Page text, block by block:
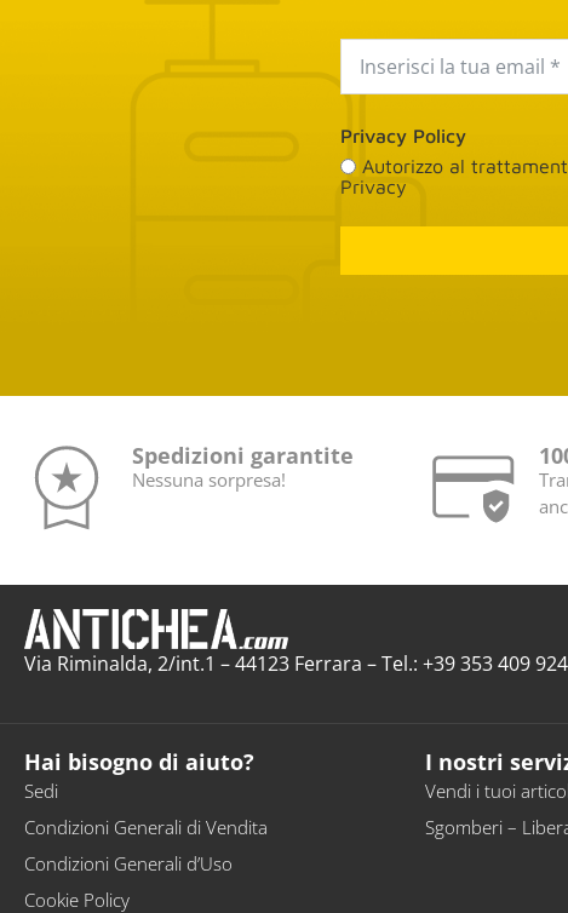
Privacy Policy
Autorizzo al
Privacy
Spedizioni garantite
Nessuna sorpresa!
Via Riminalda, 2/int.1 – 44123 Ferrara – Tel.: +39 353 409
Hai bisogno di aiuto?
Sedi
Condizioni Generali di Vendita
Condizioni Generali d’Uso
Cookie Policy
I nostri
Vendi i tuoi
Sgomberi –